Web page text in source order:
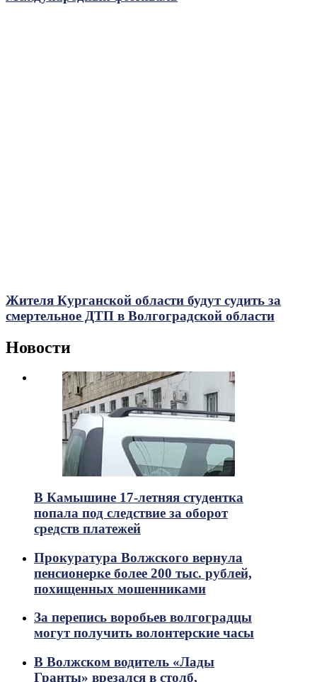
Жителя Курганской области будут судить за
смертельное ДТП в Волгоградской области
Новости
В Камышине 17-летняя студентка
попала под следствие за оборот
средств платежей
Прокуратура Волжского вернула
пенсионерке более 200 тыс. рублей,
похищенных мошенниками
За перепись воробьев волгоградцы
могут получить волонтерские часы
В Волжском водитель «Лады
Гранты» врезался в столб,